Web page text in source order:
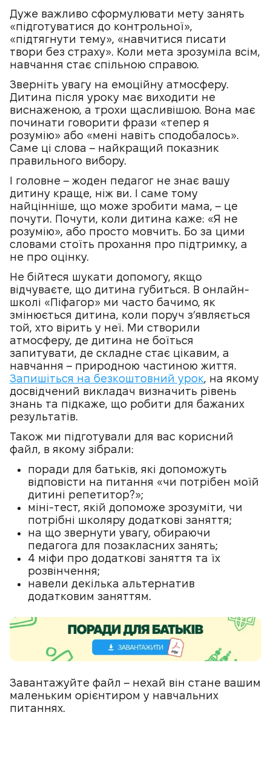
Дуже важливо сформулювати мету занять
«підготуватися до контрольної»,
«підтягнути тему», «навчитися писати
твори без страху». Коли мета зрозуміла всім,
навчання стає спільною справою.
Зверніть увагу на емоційну атмосферу.
Дитина після уроку має виходити не
виснаженою, а трохи щасливішою. Вона має
починати говорити фрази «тепер я
розумію» або «мені навіть сподобалось».
Саме ці слова – найкращий показник
правильного вибору.
І головне – жоден педагог не знає вашу
дитину краще, ніж ви. І саме тому
найцінніше, що може зробити мама, – це
почути. Почути, коли дитина каже: «Я не
розумію», або просто мовчить. Бо за цими
словами стоїть прохання про підтримку, а
не про оцінку.
Не бійтеся шукати допомогу, якщо
відчуваєте, що дитина губиться. В онлайн-
школі «Піфагор» ми часто бачимо, як
змінюється дитина, коли поруч з’являється
той, хто вірить у неї. Ми створили
атмосферу, де дитина не боїться
запитувати, де складне стає цікавим, а
навчання – природною частиною життя.
Запишіться на безкоштовний урок , на якому
досвідчений викладач визначить рівень
знань та підкаже, що робити для бажаних
результатів.
Також ми підготували для вас корисний
файл, в якому зібрали:
поради для батьків, які допоможуть
відповісти на питання «чи потрібен моїй
дитині репетитор?»;
міні-тест, якій допоможе зрозуміти, чи
потрібні школяру додаткові заняття;
на що звернути увагу, обираючи
педагога для позакласних занять;
4 міфи про додаткові заняття та їх
розвінчення;
навели декілька альтернатив
додатковим заняттям.
Завантажуйте файл – нехай він стане вашим
маленьким орієнтиром у навчальних
питаннях.